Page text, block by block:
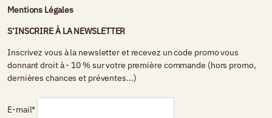
Mentions Légales
S’INSCRIRE À LA NEWSLETTER
Inscrivez vous à la newsletter et recevez un code promo vous
donnant droit à - 10 % sur votre première commande (hors promo,
dernières chances et préventes...)
E-mail*